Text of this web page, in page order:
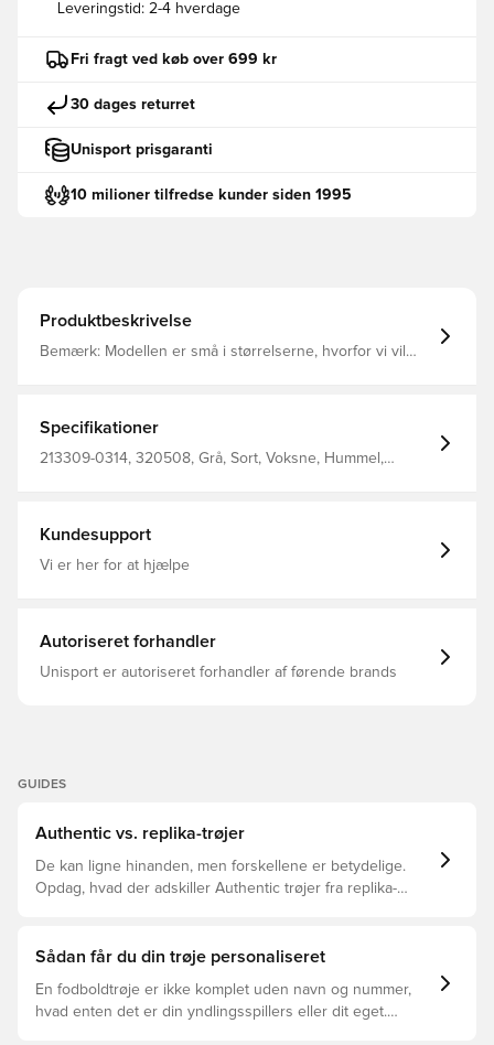
Leveringstid: 2-4 hverdage
Fri fragt ved køb over 699 kr
30 dages returret
Unisport prisgaranti
10 milioner tilfredse kunder siden 1995
Produktbeskrivelse
Bemærk: Modellen er små i størrelserne, hvorfor vi vil
Specifikationer
213309-0314, 320508, Grå, Sort, Voksne, Hummel,
Kundesupport
Vi er her for at hjælpe
Autoriseret forhandler
Unisport er autoriseret forhandler af førende brands
GUIDES
Authentic vs. replika-trøjer
De kan ligne hinanden, men forskellene er betydelige.
Opdag, hvad der adskiller Authentic trøjer fra replika-
Sådan får du din trøje personaliseret
En fodboldtrøje er ikke komplet uden navn og nummer,
hvad enten det er din yndlingsspillers eller dit eget.